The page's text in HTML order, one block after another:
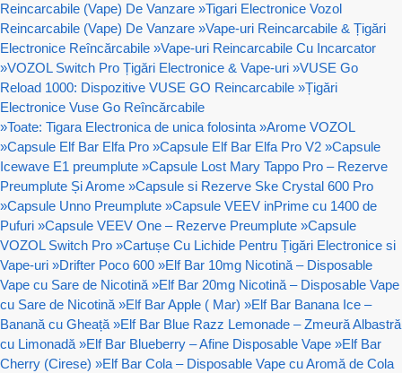
Reincarcabile (Vape) De Vanzare »Tigari Electronice Vozol
Reincarcabile (Vape) De Vanzare »Vape-uri Reincarcabile & Țigări
Electronice Reîncărcabile »Vape-uri Reincarcabile Cu Incarcator
»VOZOL Switch Pro Țigări Electronice & Vape-uri »VUSE Go
Reload 1000: Dispozitive VUSE GO Reincarcabile »Țigări
Electronice Vuse Go Reîncărcabile
»Toate: Tigara Electronica de unica folosinta »Arome VOZOL
»Capsule Elf Bar Elfa Pro »Capsule Elf Bar Elfa Pro V2 »Capsule
Icewave E1 preumplute »Capsule Lost Mary Tappo Pro – Rezerve
Preumplute Și Arome »Capsule si Rezerve Ske Crystal 600 Pro
»Capsule Unno Preumplute »Capsule VEEV inPrime cu 1400 de
Pufuri »Capsule VEEV One – Rezerve Preumplute »Capsule
VOZOL Switch Pro »Cartușe Cu Lichide Pentru Țigări Electronice si
Vape-uri »Drifter Poco 600 »Elf Bar 10mg Nicotină – Disposable
Vape cu Sare de Nicotină »Elf Bar 20mg Nicotină – Disposable Vape
cu Sare de Nicotină »Elf Bar Apple ( Mar) »Elf Bar Banana Ice –
Banană cu Gheață »Elf Bar Blue Razz Lemonade – Zmeură Albastră
cu Limonadă »Elf Bar Blueberry – Afine Disposable Vape »Elf Bar
Cherry (Cirese) »Elf Bar Cola – Disposable Vape cu Aromă de Cola